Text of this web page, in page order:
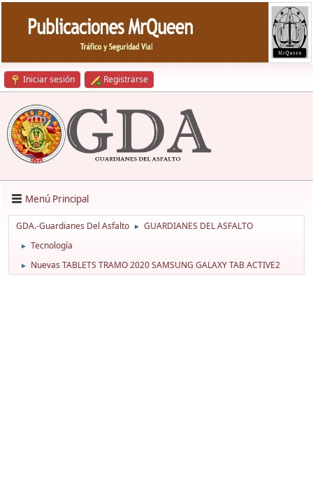
Iniciar sesión Registrarse
Menú Principal
GDA.-Guardianes Del Asfalto ► GUARDIANES DEL ASFALTO
► Tecnología
► Nuevas TABLETS TRAMO 2020 SAMSUNG GALAXY TAB ACTIVE2